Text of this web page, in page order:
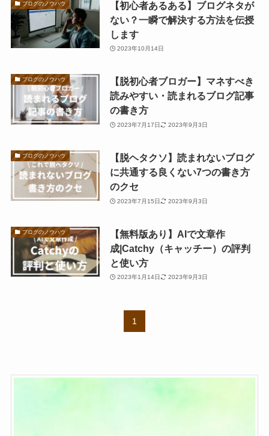
ブログのノウハウ
【初心者あるある】ブログネタが
ない？一瞬で解決する方法を伝授
します
2023年10月14日
ブログのノウハウ
【脱初心者ブロガー】マネすべき
読みやすい・読まれるブログ記事
の書き方
2023年7月17日 2023年9月3日
ブログのノウハウ
【脱ヘタクソ】読まれないブログ
に共通する良くない7つの書き方
のクセ
2023年7月15日 2023年9月3日
ブログのノウハウ
【無料版あり】AIで文章作
成|Catchy（キャッチー）の評判
と使い方
2023年1月14日 2023年9月3日
1